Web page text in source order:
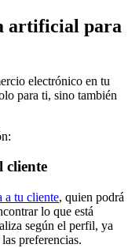
artificial para
electrónico en tu
para ti, sino también
cliente
a tu cliente, quien podrá
lo que está
según el perfil, ya
preferencias.